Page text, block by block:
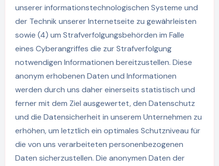
unserer informationstechnologischen Systeme und
der Technik unserer Internetseite zu gewährleisten
sowie (4) um Strafverfolgungsbehörden im Falle
eines Cyberangriffes die zur Strafverfolgung
notwendigen Informationen bereitzustellen. Diese
anonym erhobenen Daten und Informationen
werden durch uns daher einerseits statistisch und
ferner mit dem Ziel ausgewertet, den Datenschutz
und die Datensicherheit in unserem Unternehmen zu
erhöhen, um letztlich ein optimales Schutzniveau für
die von uns verarbeiteten personenbezogenen
Daten sicherzustellen. Die anonymen Daten der